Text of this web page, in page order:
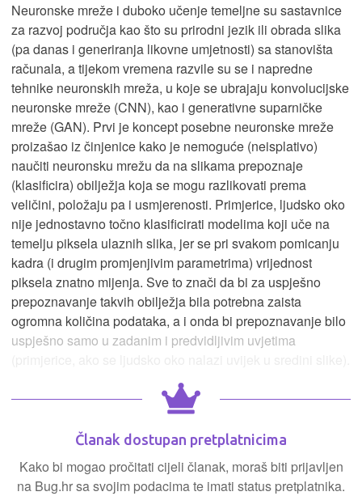
Neuronske mreže i duboko učenje temeljne su sastavnice
za razvoj područja kao što su prirodni jezik ili obrada slika
(pa danas i generiranja likovne umjetnosti) sa stanovišta
računala, a tijekom vremena razvile su se i napredne
tehnike neuronskih mreža, u koje se ubrajaju konvolucijske
neuronske mreže (CNN), kao i generativne suparničke
mreže (GAN). Prvi je koncept posebne neuronske mreže
proizašao iz činjenice kako je nemoguće (neisplativo)
naučiti neuronsku mrežu da na slikama prepoznaje
(klasificira) obilježja koja se mogu razlikovati prema
veličini, položaju pa i usmjerenosti. Primjerice, ljudsko oko
nije jednostavno točno klasificirati modelima koji uče na
temelju piksela ulaznih slika, jer se pri svakom pomicanju
kadra (i drugim promjenjivim parametrima) vrijednost
piksela znatno mijenja. Sve to znači da bi za uspješno
prepoznavanje takvih obilježja bila potrebna zaista
ogromna količina podataka, a i onda bi prepoznavanje bilo
uspješno samo u zadanim i predvidljivim uvjetima
Članak dostupan pretplatnicima
Kako bi mogao pročitati cijeli članak, moraš biti prijavljen
na Bug.hr sa svojim podacima te imati status pretplatnika.